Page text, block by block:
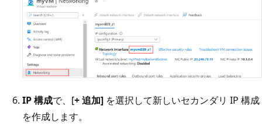
IP 構成で、[+ 追加] を選択して新しいセカンダリ IP 構成
を作成します。